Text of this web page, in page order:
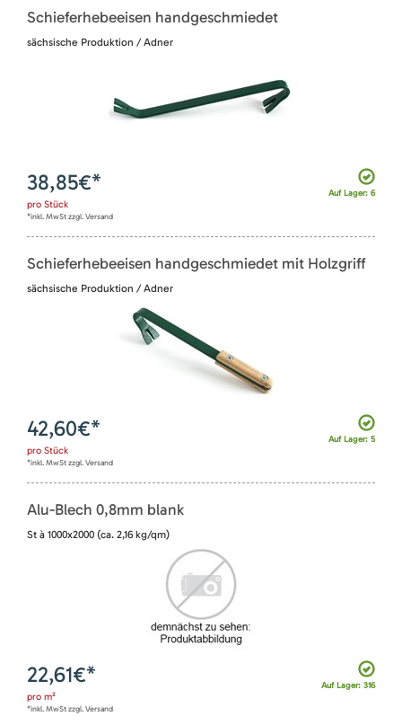
Schieferhebeeisen handgeschmiedet
sächsische Produktion / Adner
Auf Lager: 6
38,85€*
pro Stück
*inkl. MwSt zzgl. Versand
Schieferhebeeisen handgeschmiedet mit Holzgriff
sächsische Produktion / Adner
Auf Lager: 5
42,60€*
pro Stück
*inkl. MwSt zzgl. Versand
Alu-Blech 0,8mm blank
St à 1000x2000 (ca. 2,16 kg/qm)
Auf Lager: 316
22,61€*
pro m²
*inkl. MwSt zzgl. Versand